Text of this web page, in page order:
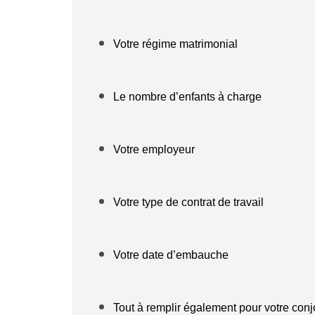
Votre régime matrimonial
Le nombre d’enfants à charge
Votre employeur
Votre type de contrat de travail
Votre date d’embauche
Tout à remplir également pour votre